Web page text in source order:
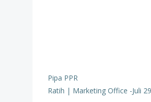
Pipa PPR
Ratih | Marketing Office -Juli